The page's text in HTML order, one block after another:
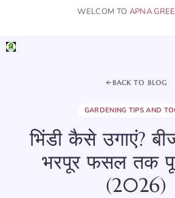
WELCOM TO APNA
BACK TO BLOG
GARDENING TIPS AND
भिंडी कैसे उगाएं?
भरपूर फसल तक
(2026)